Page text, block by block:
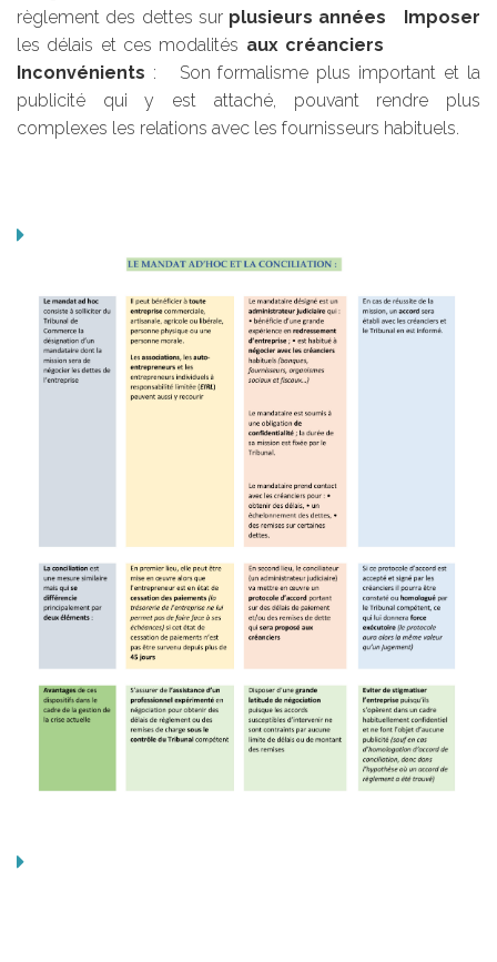
règlement des dettes sur plusieurs années
Imposer
les délais et ces modalités aux créanciers
Inconvénients : Son formalisme plus important et la
publicité qui y est attaché, pouvant rendre plus
complexes les relations avec les fournisseurs habituels.